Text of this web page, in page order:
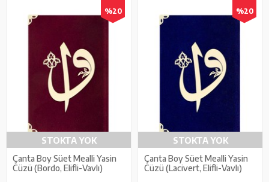
%20
STOKTA YOK
Çanta Boy Süet Mealli Yasin
Cüzü (Bordo, Elifli-Vavlı)
%20
STOKTA YOK
Çanta Boy Süet Mealli Yasin
Cüzü (Lacivert, Elifli-Vavlı)